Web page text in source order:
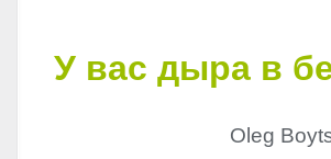
У вас дыра в
Oleg